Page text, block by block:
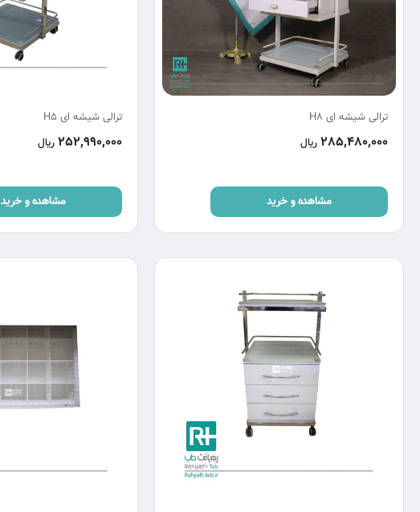
ترالی شیشه ای H8
285,480,000 ریال
مشاهده و خرید
ترالی شیشه ای H5
252,990,000 ریال
مشاهده و خرید